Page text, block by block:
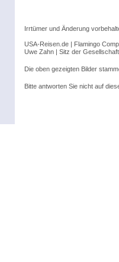
Irrtümer und Änderung
USA-Reisen.de | Flamingo
Uwe Zahn | Sitz der
Die oben gezeigten Bilder
Bitte antworten Sie nicht auf